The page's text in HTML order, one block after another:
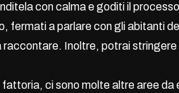
con calma e goditi il
fermati a parlare con gli abitanti
Inoltre, potrai
ci sono molte altre aree da